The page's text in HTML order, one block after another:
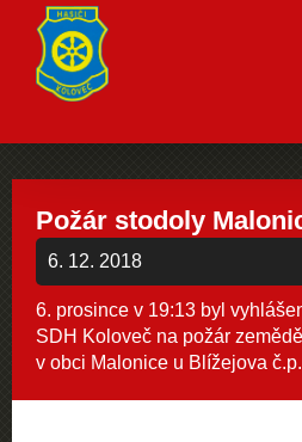
Požár stodoly
6. 12. 2018
6. prosince v 19:13 byl
SDH Koloveč na požár
v obci Malonice u Blížejova